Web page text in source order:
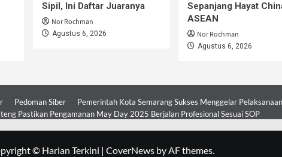
Sipil, Ini Daftar Juaranya
Nor Rochman
Agustus 6, 2026
Sepanjang Hayat
ASEAN
Nor Rochman
Agustus 6, 2026
Pedoman Siber
Pemerintah Kota Semarang Sukses Menggelar
Pastikan Pengamanan May Day 2025 Berjalan Profesional Sesuai SOP
© Harian Terkini | CoverNewsby AF themes.